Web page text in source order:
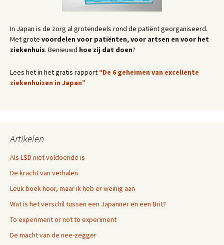
In Japan is de zorg al grotendeels rond de patiënt georganiseerd.
Met grote voordelen voor patiënten, voor artsen en voor het
ziekenhuis. Benieuwd hoe zij dat doen?
Lees het in het gratis rapport “De 6 geheimen van excellente
ziekenhuizen in Japan”
Artikelen
Als LSD niet voldoende is
De kracht van verhalen
Leuk boek hoor, maar ik heb er weinig aan
Wat is het verschil tussen een Japanner en een Brit?
To experiment or not to experiment
De macht van de nee-zegger